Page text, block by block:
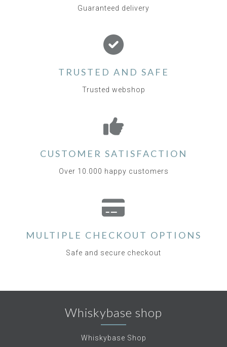
Guaranteed delivery
TRUSTED AND SAFE
Trusted webshop
CUSTOMER SATISFACTION
Over 10.000 happy customers
MULTIPLE CHECKOUT OPTIONS
Safe and secure checkout
Whiskybase shop
Whiskybase Shop